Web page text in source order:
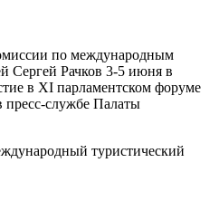
по международным
Сергей Рачков 3-5 июня в
в ХІ парламентском форуме
службе Палаты